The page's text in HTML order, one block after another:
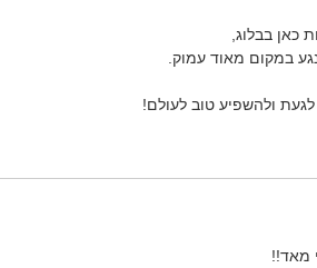
כאן בבלוג,
במקום מאוד עמוק.
לגעת ולהשפיע טוב לעולם!
מאד!!